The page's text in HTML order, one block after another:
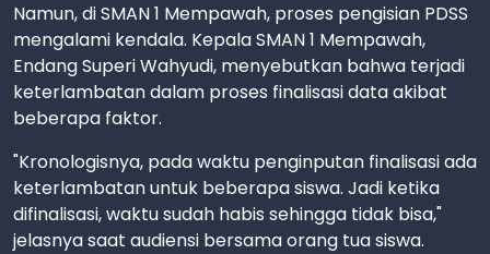
Namun, di SMAN 1 Mempawah, proses pengisian PDSS
mengalami kendala. Kepala SMAN 1 Mempawah,
Endang Superi Wahyudi, menyebutkan bahwa terjadi
keterlambatan dalam proses finalisasi data akibat
beberapa faktor.
"Kronologisnya, pada waktu penginputan finalisasi ada
keterlambatan untuk beberapa siswa. Jadi ketika
difinalisasi, waktu sudah habis sehingga tidak bisa,"
jelasnya saat audiensi bersama orang tua siswa.